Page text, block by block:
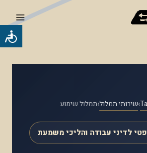
›שירותי תמלול›תמלול שימוע
לדיני עבודה והליכי משמעת
נגישות